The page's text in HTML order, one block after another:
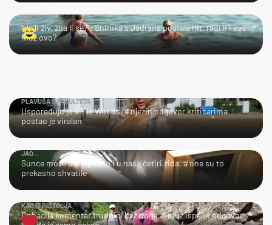
LOL
"Je li živ, zna li se?": Snimka s Jadrana postala hit, radi li i vaš
muž ovo?
PLAVUŠA S FAKULTETA
Uspoređuju je s Elle Woods, a njezin odgovor kritičarima
postao je viralan
JAO...
Sunce može biti opasno i u naša četiri zida, a one su to
prekasno shvatile
KAO IZ PIŠTOLJA
Dobacila komentar trudnici bez noge, a muž ispalio odgovor